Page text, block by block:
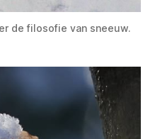
de filosofie van sneeuw.